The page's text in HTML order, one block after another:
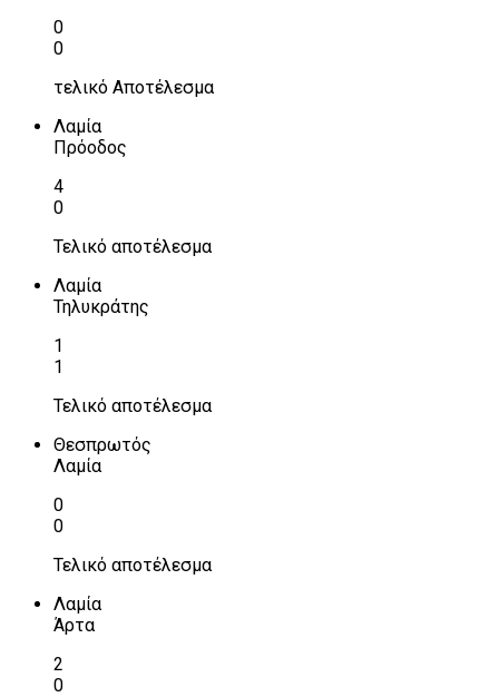
0
0
τελικό Αποτέλεσμα
Λαμία
Πρόοδος
4
0
Τελικό αποτέλεσμα
Λαμία
Τηλυκράτης
1
1
Τελικό αποτέλεσμα
Θεσπρωτός
Λαμία
0
0
Τελικό αποτέλεσμα
Λαμία
Άρτα
2
0